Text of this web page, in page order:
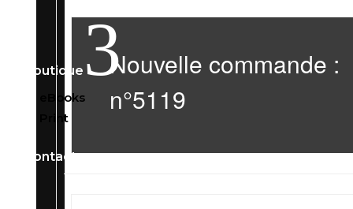
Boutique 3
eBooks
Print
Contact
Nouvelle commande :
n°5119